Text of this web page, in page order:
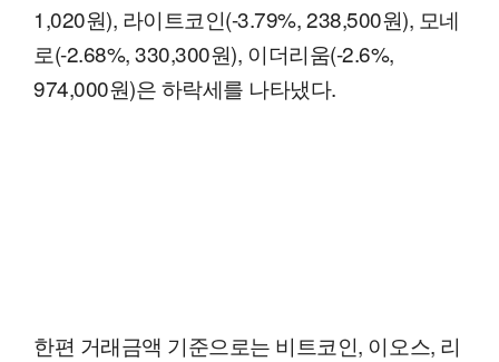
1,020원), 라이트코인(-3.79%, 238,500원), 모네
로(-2.68%, 330,300원), 이더리움(-2.6%,
974,000원)은 하락세를 나타냈다.
한편 거래금액 기준으로는 비트코인, 이오스, 리